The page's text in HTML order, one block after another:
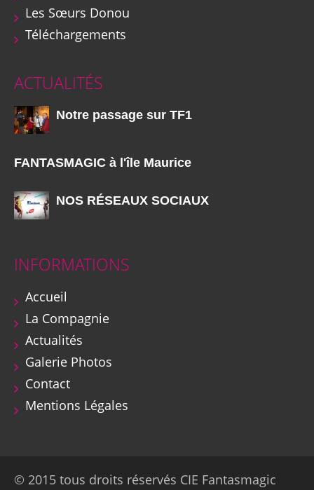
Les Sœurs Donou
Téléchargements
ACTUALITÉS
Notre passage sur TF1
FANTASMAGIC à l'île Maurice
NOS RÉSEAUX SOCIAUX
INFORMATIONS
Accueil
La Compagnie
Actualités
Galerie Photos
Contact
Mentions Légales
© 2015 tous droits réservés CIE Fantasmagic